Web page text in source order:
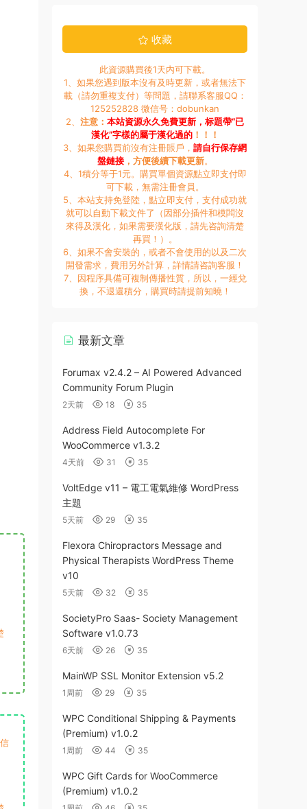
收藏
此資源購買後1天内可下載。
1、如果您遇到版本沒有及時更新，或者無法下
載（請勿重複支付）等問題，請聯系客服QQ：
125252828 微信号：dobunkan
2、 注意： 本站資源永久免費更新，标題帶“已
漢化”字樣的屬于漢化過的！！！
3、如果您購買前沒有注冊賬戶， 請自行保存網
盤鏈接，方便後續下載更新。
4、1積分等于1元。購買單個資源點立即支付即
可下載，無需注冊會員。
5、本站支持免登陸，點立即支付，支付成功就
就可以自動下載文件了（因部分插件和模闆沒
來得及漢化，如果需要漢化版，請先咨詢清楚
再買！）。
6、如果不會安裝的，或者不會使用的以及二次
開發需求，費用另外計算，詳情請咨詢客服！
7、因程序具備可複制傳播性質，所以，一經兌
換，不退還積分，購買時請提前知曉！
最新文章
Forumax v2.4.2 – AI Powered Advanced
Community Forum Plugin
2天前 18 35
Address Field Autocomplete For
WooCommerce v1.3.2
4天前 31 35
VoltEdge v11 – 電工電氣維修 WordPress
主題
5天前 29 35
Flexora Chiropractors Message and
Physical Therapists WordPress Theme
v10
5天前 32 35
SocietyPro Saas- Society Management
Software v1.0.73
6天前 26 35
MainWP SSL Monitor Extension v5.2
1周前 29 35
WPC Conditional Shipping & Payments
(Premium) v1.0.2
1周前 44 35
WPC Gift Cards for WooCommerce
(Premium) v1.0.2